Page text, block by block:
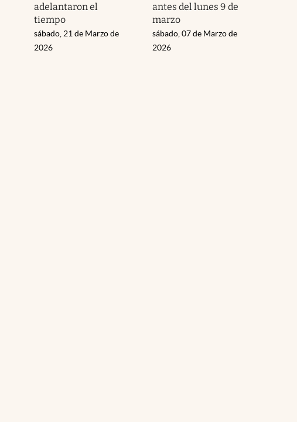
adelantaron el
tiempo
sábado, 21 de Marzo de
2026
antes del lunes 9 de
marzo
sábado, 07 de Marzo de
2026